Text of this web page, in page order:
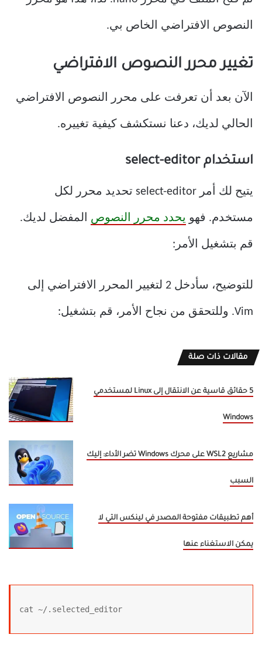
النصوص الافتراضي الخاص بي.
تغيير محرر النصوص الافتراضي
الآن بعد أن تعرفت على محرر النصوص الافتراضي
الحالي لديك، دعنا نستكشف كيفية تغييره.
استخدام select-editor
يتيح لك أمر select-editor تحديد محرر لكل
مستخدم. فهو يحدد محرر النصوص المفضل لديك.
قم بتشغيل الأمر:
للتوضيح، سأدخل 2 لتغيير المحرر الافتراضي إلى
Vim. وللتحقق من نجاح الأمر، قم بتشغيل:
مقالات ذات صلة
5 حقائق قاسية عن الانتقال إلى Linux لمستخدمي
Windows
مشاريع WSL2 على محرك Windows تضر الأداء: إليك
السبب
أهم تطبيقات مفتوحة المصدر في لينكس التي لا
يمكن الاستغناء عنها
cat ~/.selected_editor